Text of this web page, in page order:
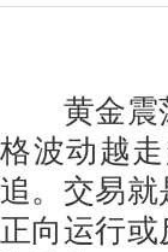
黄金震荡
格波动越
追。交易
正向运行